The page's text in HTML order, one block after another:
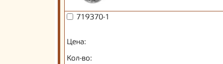
719370-1
Цена:
Кол-во: